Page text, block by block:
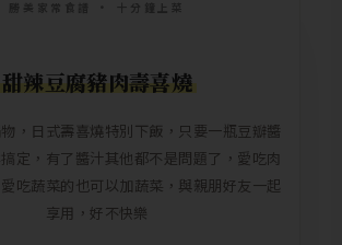
甜辣豆腐豬肉壽喜燒
，日式壽喜燒特別下飯，只要一瓶豆瓣醬
定，有了醬汁其他都不是問題了，愛吃肉
吃蔬菜的也可以加蔬菜，與親朋好友一起
享用，好不快樂